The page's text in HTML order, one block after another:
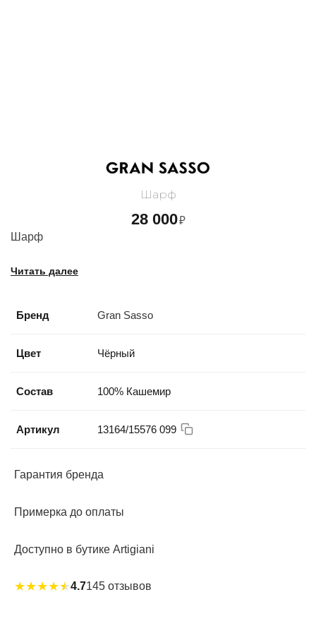
Шарф
28 000₽
Шарф
Читать далее
Бренд Gran Sasso
Цвет Чёрный
Состав 100% Кашемир
Артикул 13164/15576 099
Гарантия бренда
Примерка до оплаты
Доступно в бутике Artigiani
★★★★★4.7145 отзывов